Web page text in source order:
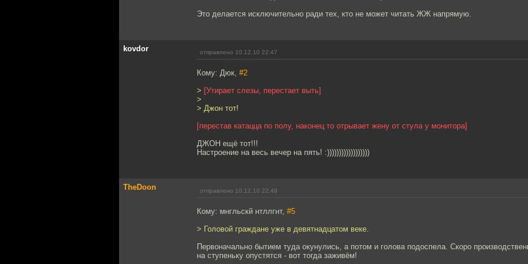
Это делается исключительно ради тех, кто не может читать ЖЖ напрямую.
kovdor отправлено 10.12.10 22:47
Кому: Дюк, #2
> [Утирает слезы, перестает выть]
>
> Джон тот!
[перестав катацца по полу, наконец то отрывает жену от стула у монитора]
ДЖОН ещё тот!!!
Настроение на весь вечер на пять! :))))))))))))))))))
TheDoon отправлено 10.12.10 22:49
Кому: мнгльскй нтллгнт, #5
> Головой граждане уже в девятнадцатом веке.
Первоначально бытием туда окунулись, а потом и голова подоспела. Скоро
на ступеньку опустятся - вот тогда заживём!